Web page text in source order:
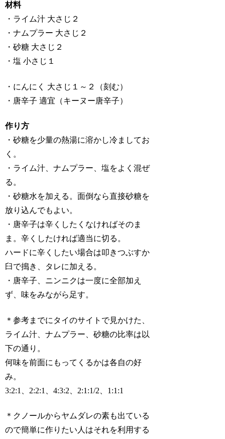
材料
・ライム汁 大さじ２
・ナムプラー 大さじ２
・砂糖 大さじ２
・塩 小さじ１
・にんにく 大さじ１～２（刻む）
・唐辛子 適宜（キーヌー唐辛子）
作り方
・砂糖を少量の熱湯に溶かし冷ましてお
く。
・ライム汁、ナムプラー、塩をよく混ぜ
る。
・砂糖水を加える。面倒なら直接砂糖を
放り込んでもよい。
・唐辛子は辛くしたくなければそのま
ま。辛くしたければ適当に切る。
ハードに辛くしたい場合は叩きつぶすか
臼で搗き、タレに加える。
・唐辛子、ニンニクは一度に全部加え
ず、味をみながら足す。
＊参考までにタイのサイトで見かけた、
ライム汁、ナムプラー、砂糖の比率は以
下の通り。
何味を前面にもってくるかは各自の好
み。
3:2:1、2:2:1、4:3:2、2:1:1/2、1:1:1
＊クノールからヤムダレの素も出ている
ので簡単に作りたい人はそれを利用する